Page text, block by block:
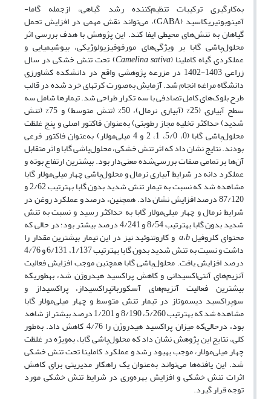
به‌کارگیری ترکیبات تنظیم‌کننده رشد گیاهی، ازجمله گاما-
آمینوبوتیریک­اسید (GABA)، می‌تواند نقش مهمی در افزایش تحمل
گیاهان به تنش‌های محیطی ایفا کند. این پژوهش با هدف بررسی اثر
محلول‌پاشی گابا بر ویژگی‌های مورفوفیزیولوژیکی، بیوشیمیایی و
عملکردی گیاه کاملینا ( Camelinasativa ) تحت تنش خشکی در سال
زراعی 1403-1402 در مزرعه پژوهشی واقع در دانشکده کشاورزی
دانشگاه مراغه انجام شد. آزمایش به‌صورت کرت­های خرد شده در قالب
طرح بلوک‌های کامل تصادفی با سه تکرار طراحی شد. تیمارها شامل سه
سطح آبیاری (25% (آبیاری نرمال)، 50% (تنش متوسط) و 75% (تنش
شدید) حداکثر تخلیه مجاز رطوبتی) به‌عنوان فاکتور اصلی و پنج غلظت
محلول‌پاشی گابا (0، 5/0، 1، 2 و 4 میلی‌مولار) به‌عنوان فاکتور فرعی
بودند. نتایج نشان داد که اثر تنش خشکی، محلول‌پاشی گابا و اثر متقابل
آن‌ها بر تمامی صفات بررسی‌شده معنی‌دار بود. بیشترین ارتفاع بوته و
عملکرد دانه در شرایط آبیاری نرمال و محلول‌پاشی چهار میلی‌مولار گابا
مشاهده شد که نسبت به تیمار تنش شدید بدون گابا به­ترتیب 2/62 و
87/120 درصد افزایش نشان داد. همچنین، درصد و عملکرد روغن در
شرایط نرمال و چهار میلی‌مولار گابا به حداکثر رسید و نسبت به تنش
شدید بدون گابا به­ترتیب 8/54 و 4/241 درصد بیشتر بود؛ در حالی که
محتوای کلروفیل a،b و کاروتنوئید نیز در این تیمار بیشترین مقدار را
داشت و نسبت به تنش شدید بدون گابا به­ترتیب 1/137، 6/131 و 4/76
درصد افزایش یافت. محلول‌پاشی گابا همچنین موجب افزایش فعالیت
آنزیم‌های آنتی‌اکسیدانی و کاهش پراکسید هیدروژن شد، به­طوری­که
بیشترین فعالیت آنزیم‌های آسکوربات­پراکسیداز، پراکسیداز و
سوپراکسید دیسموتاز در تیمار تنش متوسط و چهار میلی‌مولار گابا
مشاهده شد که به­ترتیب 5/260، 8/190 و 1/201 درصد بیشتر از شاهد
بود، درحالی‌که میزان پراکسید هیدروژن را 4/76 کاهش داد. به‌طور
کلی، نتایج این پژوهش نشان داد که محلول‌پاشی گابا، به‌ویژه در غلظت
چهار میلی‌مولار، موجب بهبود رشد و عملکرد کاملینا تحت تنش خشکی
شد. این یافته‌ها می‌تواند به‌عنوان یک راهکار مدیریتی برای کاهش
اثرات تنش خشکی و افزایش بهره‌وری در شرایط تنش خشکی مورد
توجه قرار گیرد.